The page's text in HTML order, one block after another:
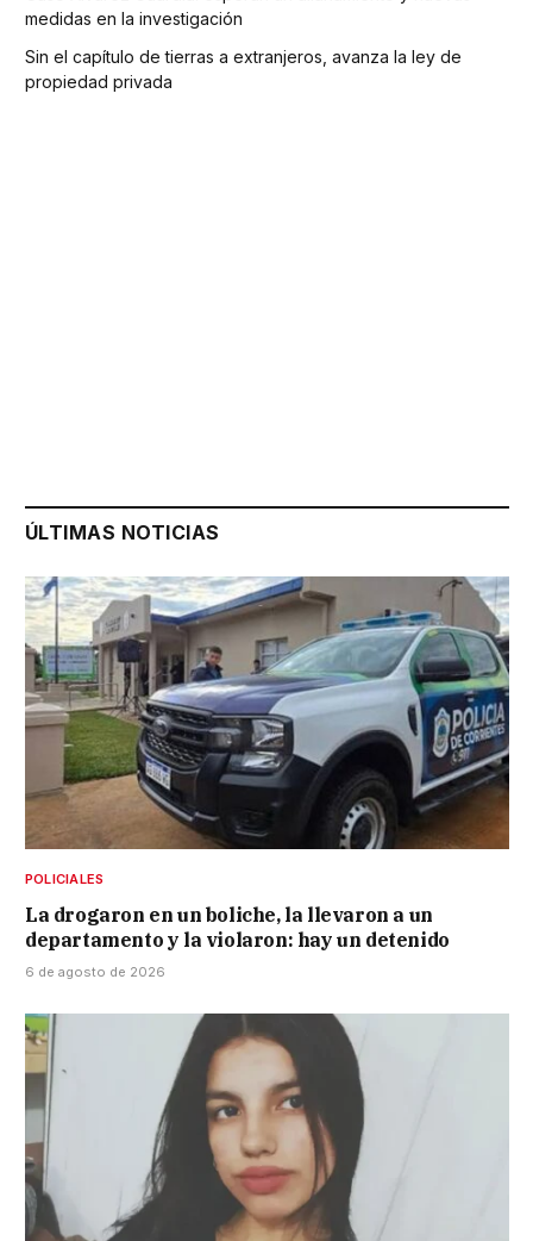
medidas en la investigación
Sin el capítulo de tierras a extranjeros, avanza la ley de
propiedad privada
ÚLTIMAS NOTICIAS
POLICIALES
La drogaron en un boliche, la llevaron a un
departamento y la violaron: hay un detenido
6 de agosto de 2026